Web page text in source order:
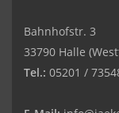
Bahnhofstr. 3
33790 Halle
Tel.: 05201 /